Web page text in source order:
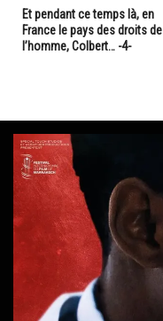
Et pendant ce temps là, en
France le pays des droits de
l’homme, Colbert… -4-